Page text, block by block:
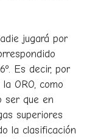
jugará por
Es decir, por
ORO, como
ser que en
superiores
la clasificación